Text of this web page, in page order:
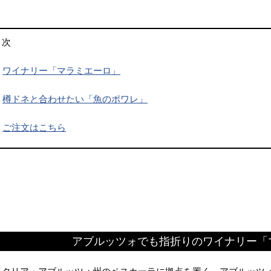
次
ワイナリー「マラミエーロ」
樽ドネと合わせたい「魚のポワレ」
ご注文はこちら
アブルッツォでも指折りのワイナリー「